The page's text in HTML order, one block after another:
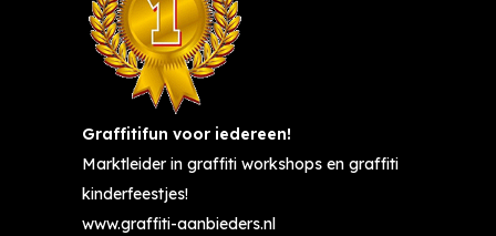
Graffitifun voor iedereen!
Marktleider in graffiti workshops en graffiti
kinderfeestjes!
www.graffiti-aanbieders.nl